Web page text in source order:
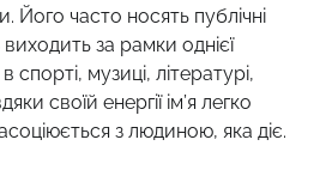
Його часто носять публічні
за рамки однієї
спорті, музиці, літературі,
своїй енергії ім’я легко
з людиною, яка діє.